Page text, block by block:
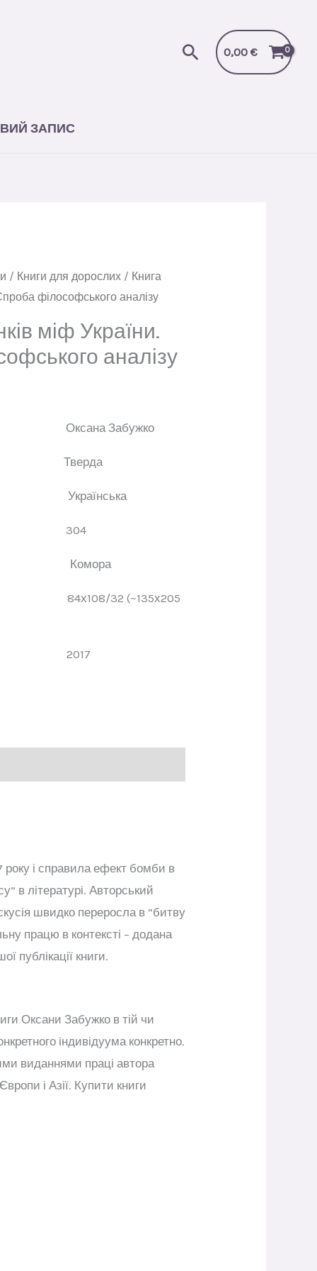
Пошук
0,00 €
ЗАПИС
/ Книги для дорослих/ Книга
філософського аналізу
міф України.
аналізу
Оксана Забужко
Тверда
Українська
304
Комора
84х108/32 (~135х205
2017
і справила ефект бомби в
в літературі. Авторський
швидко переросла в “битву
працю в контексті – додана
публікації книги.
Оксани Забужко в тій чи
індивідуума конкретно.
виданнями праці автора
і Азії. Купити книги